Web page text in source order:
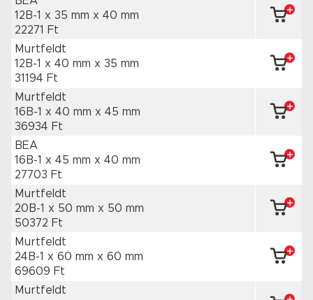
12B-1 x 35 mm x 40 mm
22271 Ft
Murtfeldt
12B-1 x 40 mm x 35 mm
31194 Ft
Murtfeldt
16B-1 x 40 mm x 45 mm
36934 Ft
BEA
16B-1 x 45 mm x 40 mm
27703 Ft
Murtfeldt
20B-1 x 50 mm x 50 mm
50372 Ft
Murtfeldt
24B-1 x 60 mm x 60 mm
69609 Ft
Murtfeldt